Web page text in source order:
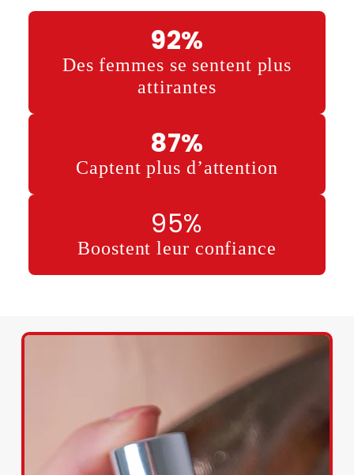
92%
Des femmes se sentent plus
attirantes
87%
Captent plus d’attention
95%
Boostent leur confiance